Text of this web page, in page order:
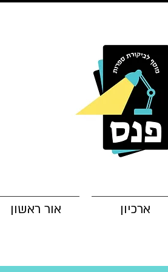
ארכיון אור ראשון